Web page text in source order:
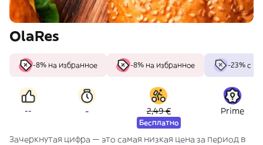
OlaRes
-8% на избранное -8% на избранное -23% с
-- - 2,49 €
Бесплатно
Prime
Зачеркнутая цифра — это самая низкая цена за период в